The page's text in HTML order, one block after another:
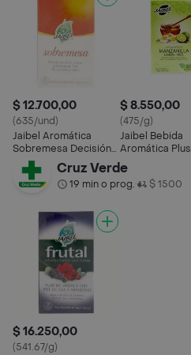
$ 12.700,00
(635/und)
Jaibel Aromática
Sobremesa Decisión
Natural
$ 8.550,00
(475/g)
Jaibel Bebida
Aromática Plus
Cruz Verde
19 min o prog.• $ 1500
$ 16.250,00
(541.67/g)